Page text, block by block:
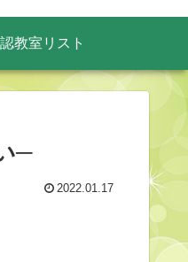
教室リスト
─
2022.01.17